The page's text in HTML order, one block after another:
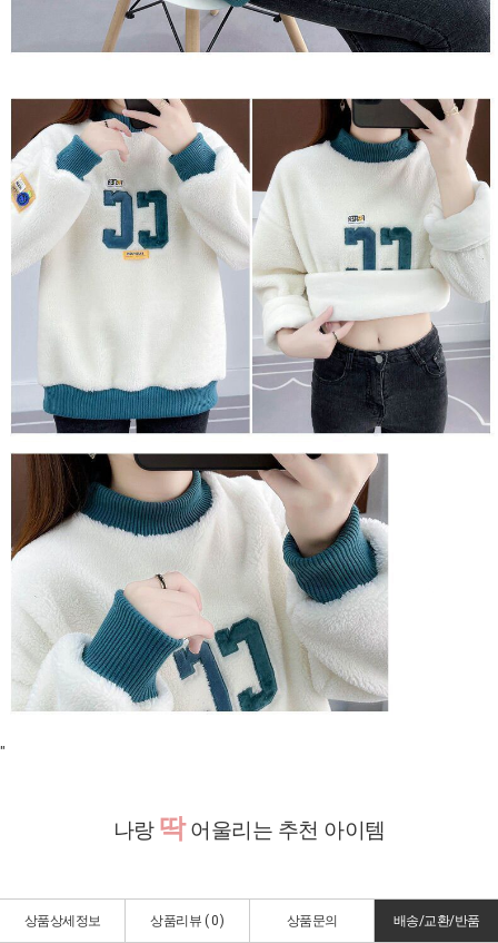
"
나랑 딱어울리는 추천 아이템
상품상세정보 상품리뷰 ( 0) 상품문의 배송/교환/반품